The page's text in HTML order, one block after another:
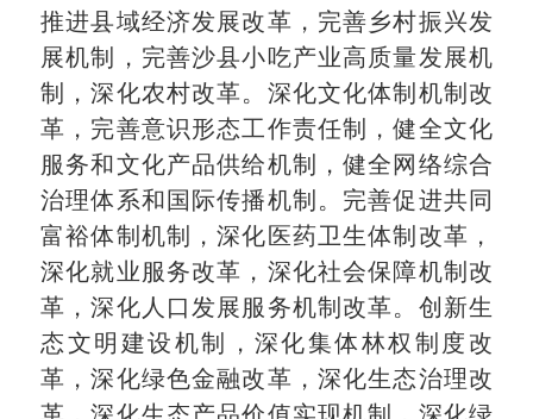
推进县域经济发展改革，完善乡村振兴发
展机制，完善沙县小吃产业高质量发展机
制，深化农村改革。深化文化体制机制改
革，完善意识形态工作责任制，健全文化
服务和文化产品供给机制，健全网络综合
治理体系和国际传播机制。完善促进共同
富裕体制机制，深化医药卫生体制改革，
深化就业服务改革，深化社会保障机制改
革，深化人口发展服务机制改革。创新生
态文明建设机制，深化集体林权制度改
革，深化绿色金融改革，深化生态治理改